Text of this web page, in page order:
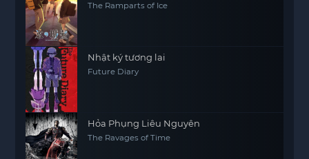
The Ramparts of Ice
Nhật ký tương lai
Future Diary
Hỏa Phụng Liêu Nguyên
The Ravages of Time